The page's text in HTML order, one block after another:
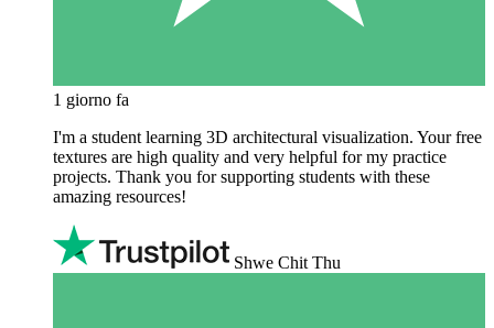
1 giorno fa
I'm a student learning 3D architectural visualization. Your free
textures are high quality and very helpful for my practice
projects. Thank you for supporting students with these
amazing resources!
Shwe Chit Thu